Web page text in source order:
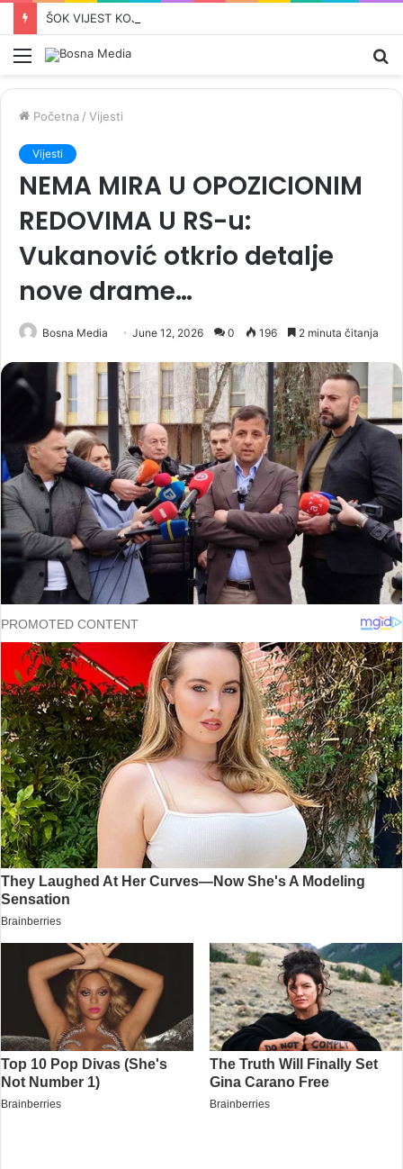
Meni
Početna / Vijesti
Vijesti
NEMA MIRA U OPOZICIONIM
REDOVIMA U RS-u:
Vukanović otkrio detalje
nove drame…
Bosna Media June 12, 2026 0 196 2 minuta čitanja